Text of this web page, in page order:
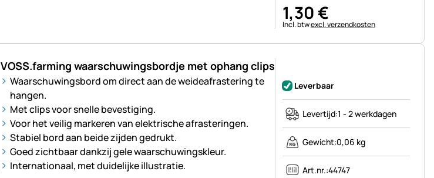
1,30€
Belastinginformatie:
Incl. btwexcl. verzendkosten
VOSS.farming waarschuwingsbordje met ophang clips
Waarschuwingsbord om direct aan de weideafrastering te
hangen.
Met clips voor snelle bevestiging.
Voor het veilig markeren van elektrische afrasteringen.
Stabiel bord aan beide zijden gedrukt.
Goed zichtbaar dankzij gele waarschuwingskleur.
Internationaal, met duidelijke illustratie.
Leverbaar
Levertijd:1 - 2 werkdagen
Gewicht:0,06 kg
Art.nr.:44747